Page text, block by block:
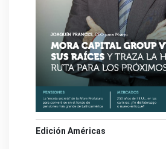
Edición Américas